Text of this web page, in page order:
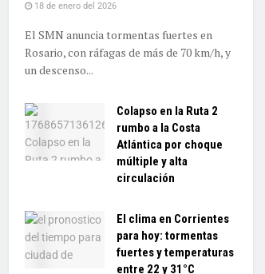
18 de enero del 2026
El SMN anuncia tormentas fuertes en
Rosario, con ráfagas de más de 70 km/h, y
un descenso...
Colapso en la Ruta 2
rumbo a la Costa
Atlántica por choque
múltiple y alta
circulación
El clima en Corrientes
para hoy: tormentas
fuertes y temperaturas
entre 22 y 31°C